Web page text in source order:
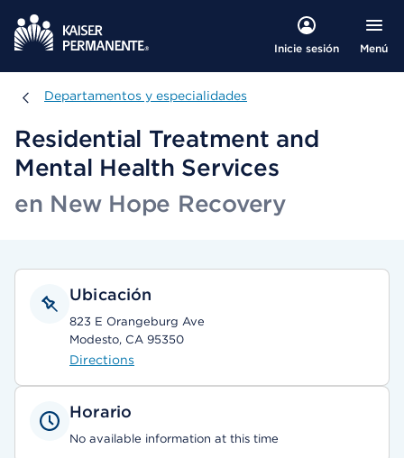
Inicie sesión Menú
Departamentos y especialidades
Departamentos y especialidades
Residential Treatment and
Mental Health Services
en New Hope Recovery
Ubicación
823 E Orangeburg Ave
Modesto, CA 95350
Directions
Horario
No available information at this time